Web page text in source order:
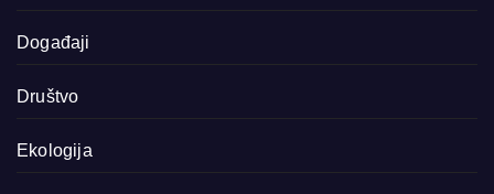
Događaji
Društvo
Ekologija